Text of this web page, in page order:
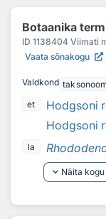
Botaanika
ID 1138404 Viimati
Vaata sõnakogu
Valdkond
et
Hodgsoni
Hodgsoni
la
keyboard_arrow_down Näita